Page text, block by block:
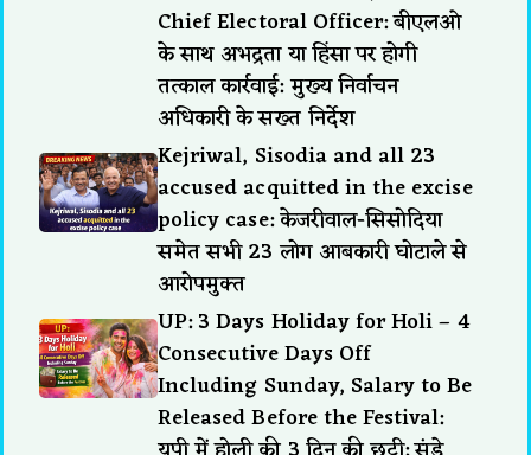
Chief Electoral Officer: बीएलओ
के साथ अभद्रता या हिंसा पर होगी
तत्काल कार्रवाई: मुख्य निर्वाचन
अधिकारी के सख्त निर्देश
Kejriwal, Sisodia and all 23
accused acquitted in the excise
policy case: केजरीवाल-सिसोदिया
समेत सभी 23 लोग आबकारी घोटाले से
आरोपमुक्त
UP: 3 Days Holiday for Holi – 4
Consecutive Days Off
Including Sunday, Salary to Be
Released Before the Festival: